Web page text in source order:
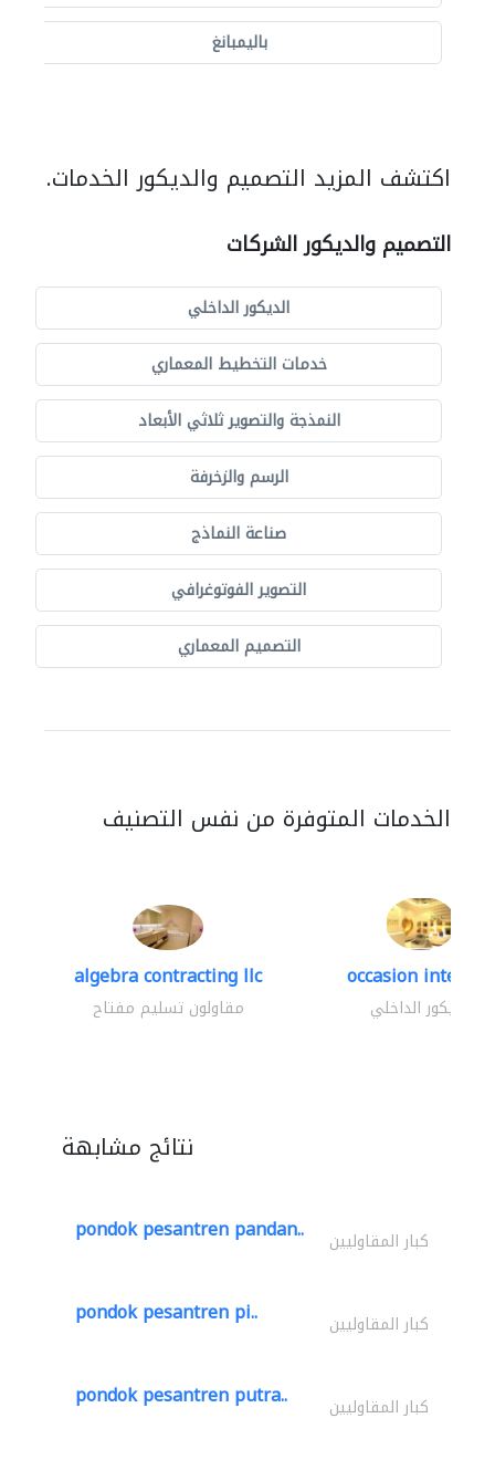
باليمبانغ
اكتشف المزيد التصميم والديكور الخدمات.
التصميم والديكور الشركات
الديكور الداخلي
خدمات التخطيط المعماري
النمذجة والتصوير ثلاثي الأبعاد
الرسم والزخرفة
صناعة النماذج
التصوير الفوتوغرافي
التصميم المعماري
الخدمات المتوفرة من نفس التصنيف
algebra contracting llc
مقاولون تسليم مفتاح
occasion interiors
الديكور الداخلي
نتائج مشابهة
pondok pesantren pandan.. كبار المقاوليين
pondok pesantren pi.. كبار المقاوليين
pondok pesantren putra.. كبار المقاوليين